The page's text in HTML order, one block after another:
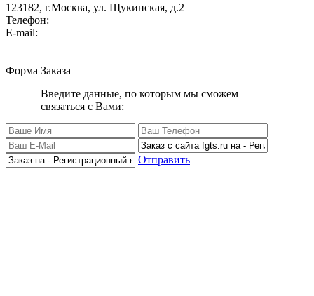
123182, г.Москва, ул. Щукинская, д.2
Телефон:
E-mail:
Форма Заказа
Введите данные, по которым мы сможем
связаться с Вами:
Отправить